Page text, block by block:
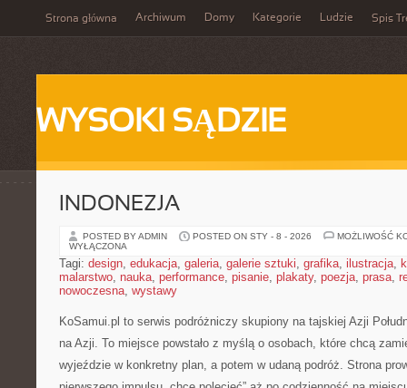
Strona główna Archiwum Domy Kategorie Ludzie Spis
WYSOKI SĄDZIE
INDONEZJA
POSTED BY ADMIN POSTED ON STY - 8 - 2026
MOŻLIWOŚĆ
WYŁĄCZONA
Tagi: design, edukacja, galeria, galerie sztuki, grafika, ilustracja,
malarstwo, nauka, performance, pisanie, plakaty, poezja, prasa,
nowoczesna, wystawy
KoSamui.pl to serwis podróżniczy skupiony na tajskiej Azji
na Azji. To miejsce powstało z myślą o osobach, które chcą
wyjeździe w konkretny plan, a potem w udaną podróż. Strona